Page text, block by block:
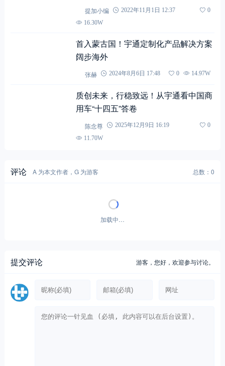
首入蒙古国！宇通定制化产品解决方案
阔步海外
张赫 2024年8月6日 17:48 0 14.97W
用车“十四五”答卷
陈念尊 2025年12月9日 16:19
0
11.70W